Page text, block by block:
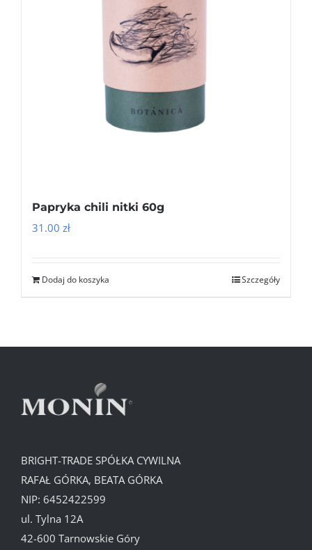
Papryka chili nitki 60g
31.00 zł
Dodaj do koszyka Szczegóły
BRIGHT-TRADE SPÓŁKA CYWILNA
RAFAŁ GÓRKA, BEATA GÓRKA
NIP: 6452422599
ul. Tylna 12A
42-600 Tarnowskie Góry